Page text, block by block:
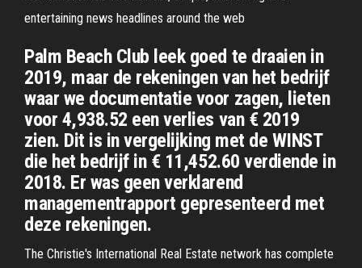
entertaining news headlines around the web
Palm Beach Club leek goed te draaien in
2019, maar de rekeningen van het bedrijf
waar we documentatie voor zagen, lieten
voor 4,938.52 een verlies van € 2019
zien. Dit is in vergelijking met de WINST
die het bedrijf in € 11,452.60 verdiende in
2018. Er was geen verklarend
managementrapport gepresenteerd met
deze rekeningen.
The Christie's International Real Estate network has complete